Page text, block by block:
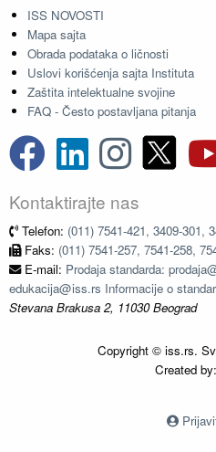
ISS NOVOSTI
Mapa sajta
Obrada podataka o ličnosti
Uslovi korišćenja sajta Instituta
Zaštita intelektualne svojine
FAQ - Često postavljana pitanja
Kontaktirajte nas
Telefon: (011) 7541-421, 3409-301,
Faks: (011) 7541-257, 7541-258,
E-mail: Prodaja standarda:
edukacija@iss.rs Informacije o
Stevana Brakusa 2, 11030 Beograd
Copyright © iss.rs.
Created by: